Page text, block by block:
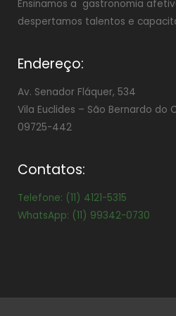
Ensinamos a gastronomia
despertamos talentos e
Endereço:
Av. Senador Fláquer, 534
Vila Euclides – São Bernardo do
09725-442
Contatos:
Telefone: (11) 4121-5315
WhatsApp: (11) 99342-0730